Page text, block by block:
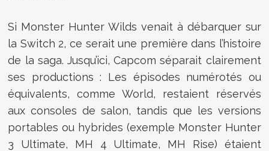
Si Monster Hunter Wilds venait à débarquer sur
la Switch 2, ce serait une première dans l’histoire
de la saga. Jusqu’ici, Capcom séparait clairement
ses productions : Les épisodes numérotés ou
équivalents, comme World, restaient réservés
aux consoles de salon, tandis que les versions
portables ou hybrides (exemple Monster Hunter
3 Ultimate, MH 4 Ultimate, MH Rise) étaient